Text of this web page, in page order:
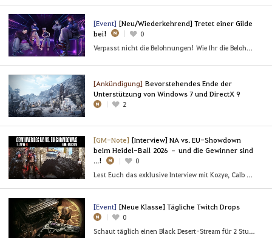
[Event] [Neu/Wiederkehrend] Tretet einer Gilde
bei!
0
Verpasst nicht die Belohnungen! Wie Ihr die Belohnungen für neue Rekruten erhaltet
[Ankündigung] Bevorstehendes Ende der
Unterstützung von Windows 7 und DirectX 9
2
[GM-Note] [Interview] NA vs. EU-Showdown
beim Heidel-Ball 2026 – und die Gewinner sind
...!
0
Lest Euch das exklusive Interview mit Kozye, Calb und Belly vom [NA] Team FOMO durch!
[Event] [Neue Klasse] Tägliche Twitch Drops
0
Schaut täglich einen Black Desert-Stream für 2 Stunden!